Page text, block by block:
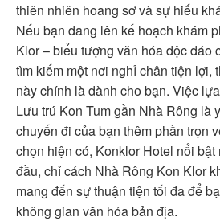
thiên nhiên hoang sơ và sự hiếu
Nếu bạn đang lên kế hoạch khám
Klor – biểu tượng văn hóa độc đáo
tìm kiếm một nơi nghỉ chân tiện lợi,
này chính là dành cho bạn. Việc
Lưu trú Kon Tum gần Nhà Rông là
chuyến đi của bạn thêm phần trọn
chọn hiện có, Konklor Hotel nổi
đầu, chỉ cách Nhà Rông Kon Klor
mang đến sự thuận tiện tối đa để
không gian văn hóa bản địa.